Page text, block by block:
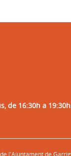
16:30h a